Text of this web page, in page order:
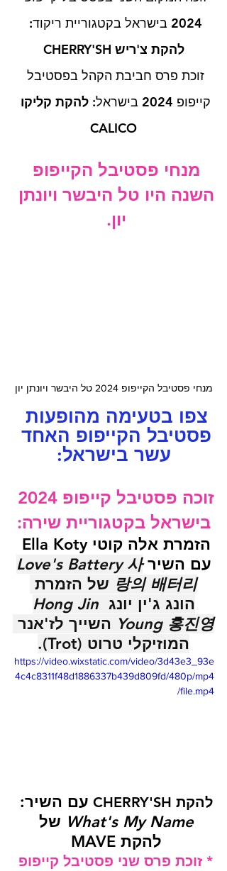
2024 בישראל בקטגוריית ריקוד:
להקת צ'ריש CHERRY'SH
זוכת פרס חביבת הקהל בפסטיבל
קייפופ 2024 בישראל:
להקת קליקו
CALICO
מנחי פסטיבל הקייפופ
השנה היו טל היבשר ויונתן
יון.
מנחי פסטיבל הקייפופ 2024 טל היבשר ויונתן יון
צפו בטעימה מהופעות
פסטיבל הקייפופ האחד
עשר בישראל:
בישראל בקטגוריית שירה:
עם השיר Love's Battery 사
랑의 배터리 של הזמרת
הונג ג'ין יונג Hong Jin
Young 홍진영 השייך לז'אנר
המוזיקלי טרוט (Trot).
https://video.wixstatic.com/video/3d43e3_93e
4c4c8311f48d1886337b439d809fd/480p/mp4
/file.mp4
להקת CHERRY'SH
עם השיר:
What's My Name של
להקת MAVE
* זוכת פרס שני פסטיבל קייפופ